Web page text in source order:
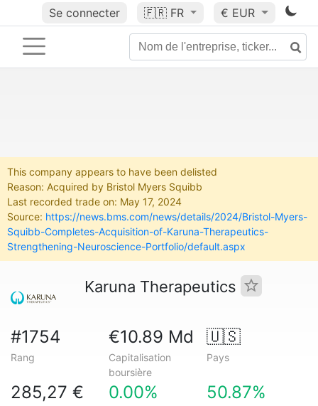
Se connecter 🇫🇷 FR € EUR
This company appears to have been delisted
Reason: Acquired by Bristol Myers Squibb
Last recorded trade on: May 17, 2024
Source: https://news.bms.com/news/details/2024/Bristol-Myers-
Squibb-Completes-Acquisition-of-Karuna-Therapeutics-
Strengthening-Neuroscience-Portfolio/default.aspx
Karuna Therapeutics
#1754
Rang
€10.89 Md
Capitalisation
boursière
🇺🇸
Pays
285,27 € 0.00% 50.87%